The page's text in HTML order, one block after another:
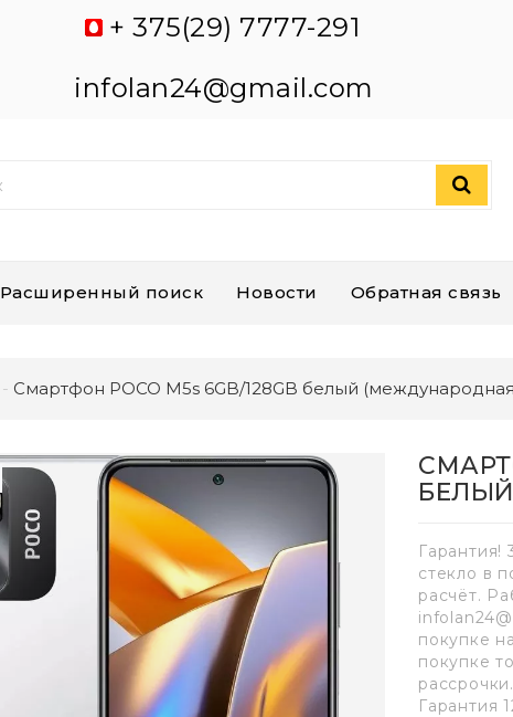
+ 375(29) 7777-291
infolan24@gmail.com
Расширенный поиск Новости Обратная связь
Смартфон POCO M5s 6GB/128GB белый
Гарантия!
стекло в
расчёт.
покупке
покупке
Гарантия